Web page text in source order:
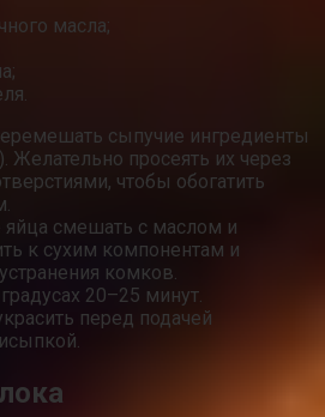
масла;
сыпучие ингредиенты
Желательно просеять их через
чтобы обогатить
яйца смешать с маслом и
к сухим компонентам и
комков.
20–25 минут.
перед подачей